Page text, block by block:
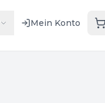
Mein Konto